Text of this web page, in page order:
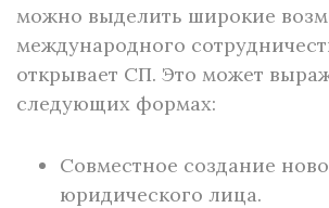
можно выделить широкие
международного
открывает СП. Это может
следующих формах:
Совместное создание
юридического лица.